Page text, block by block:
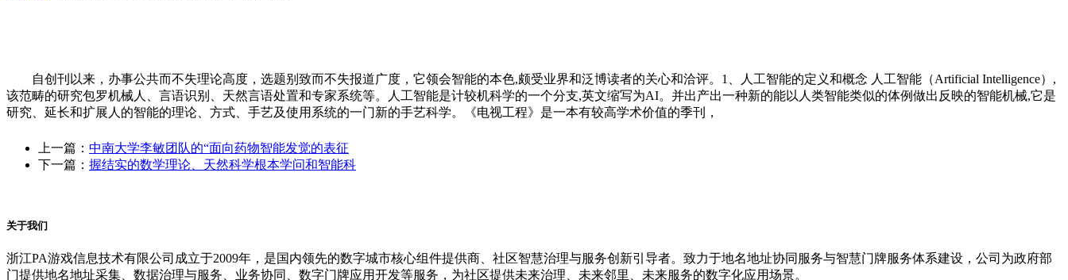
自创刊以来，办事公共而不失理论高度，选题别致而不失报道广度，它领会智能的本色,颇受业界和泛博读者的关心和洽评。1、人工智能的定义和概念 人工智能（Artificial Intelligence）,
该范畴的研究包罗机械人、言语识别、天然言语处置和专家系统等。人工智能是计较机科学的一个分支,英文缩写为AI。并出产出一种新的能以人类智能类似的体例做出反映的智能机械,它是
研究、延长和扩展人的智能的理论、方式、手艺及使用系统的一门新的手艺科学。《电视工程》是一本有较高学术价值的季刊，
上一篇： 中南大学李敏团队的“面向药物智能发觉的表征
下一篇： 握结实的数学理论、天然科学根本学问和智能科
关于我们
浙江PA游戏信息技术有限公司成立于2009年，是国内领先的数字城市核心组件提供商、社区智慧治理与服务创新引导者。致力于地名地址协同服务与智慧门牌服务体系建设，公司为政府部
门提供地名地址采集、数据治理与服务、业务协同、数字门牌应用开发等服务，为社区提供未来治理、未来邻里、未来服务的数字化应用场景。